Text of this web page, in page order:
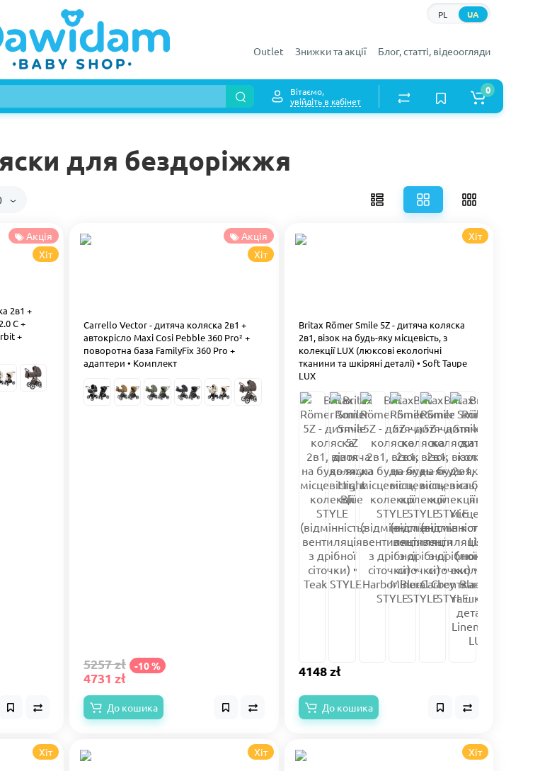
PL UA
Outlet Знижки та акції Блог, статті, відеоогляди
Вітаємо,
увійдіть в кабінет
0
для бездоріжжя
Акція
Хіт
2в1 +
C +
+
Акція
Хіт
Carrello Vector - дитяча коляска 2в1 +
автокрісло Maxi Cosi Pebble 360 Pro² +
поворотна база FamilyFix 360 Pro +
адаптери • Комплект
5257 zł -10 %
4731 zł
До кошика
Хіт
Britax Römer Smile 5Z - дитяча коляска
2в1, візок на будь-яку місцевість, з
колекції LUX (люксові екологічні
тканини та шкіряні деталі) • Soft Taupe
LUX
4148 zł
До кошика
Хіт Хіт Хіт